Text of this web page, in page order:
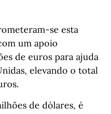
se esta
um apoio
de euros para ajuda
elevando o total
de dólares, é